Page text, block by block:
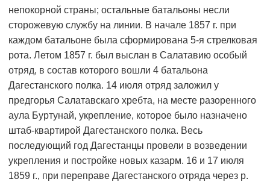
непокорной страны; остальные батальоны несли
сторожевую службу на линии. В начале 1857 г. при
каждом батальоне была сформирована 5-я стрелковая
рота. Летом 1857 г. был выслан в Салатавию особый
отряд, в состав которого вошли 4 батальона
Дагестанского полка. 14 июля отряд заложил у
предгорья Салатавскаго хребта, на месте разоренного
аула Буртунай, укрепление, которое было назначено
штаб-квартирой Дагестанского полка. Весь
последующий год Дагестанцы провели в возведении
укрепления и постройке новых казарм. 16 и 17 июля
1859 г., при переправе Дагестанского отряда через р.